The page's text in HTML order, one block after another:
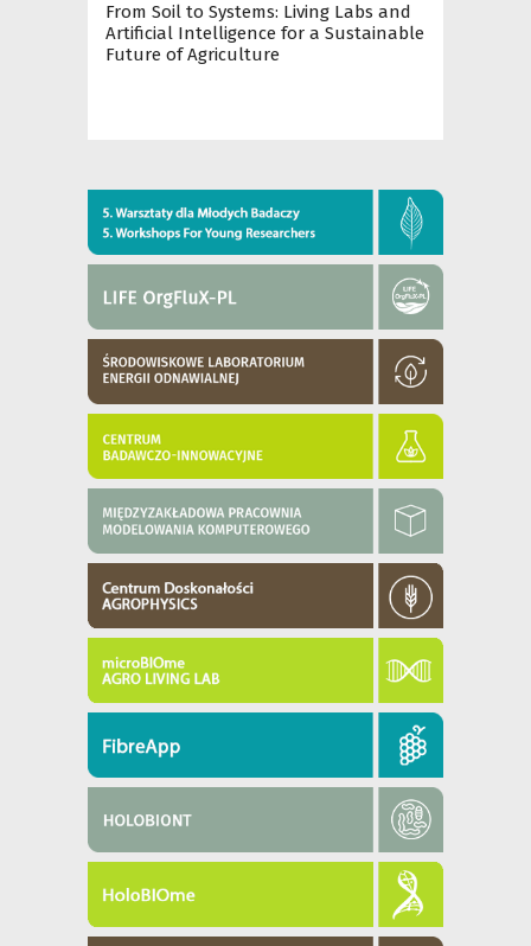
From Soil to Systems: Living Labs and
Artificial Intelligence for a Sustainable
Future of Agriculture